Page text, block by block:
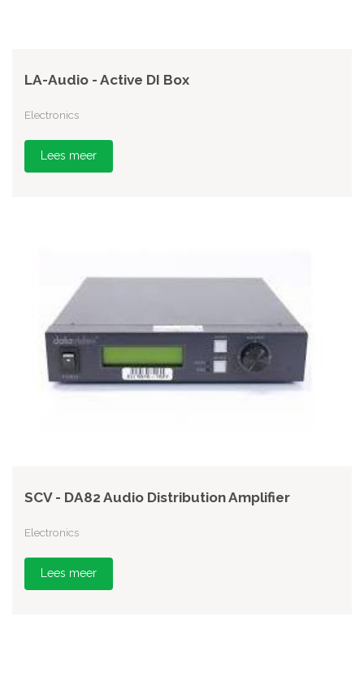
LA-Audio - Active DI Box
Electronics
Lees meer
SCV - DA82 Audio Distribution Amplifier
Electronics
Lees meer